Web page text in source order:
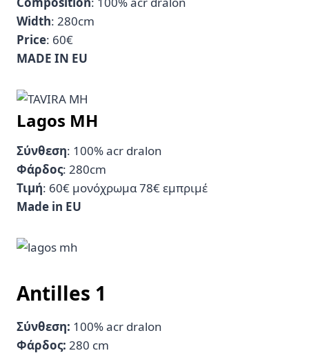
Width: 280cm
Price: 60€
MADE IN EU
Lagos MH
Σύνθεση: 100% acr dralon
Φάρδος: 280cm
Τιμή: 60€ μονόχρωμα 78€ εμπριμέ
Made in EU
Antilles 1
Σύνθεση: 100% acr dralon
Φάρδος: 280 cm